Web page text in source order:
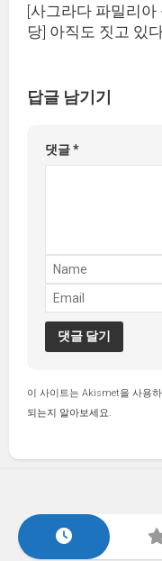
[사그라다 파밀리아
당] 아직도 짓고 있
답글 남기기
댓글*
이 사이트는 Akismet을 사용
되는지 알아보세요.